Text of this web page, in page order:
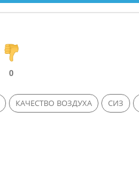
0
КАЧЕСТВО ВОЗДУХА СИЗ